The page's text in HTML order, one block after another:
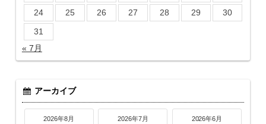
24
25 26 27 28 29
30
31
« 7月
アーカイブ
2026年8月 2026年7月 2026年6月